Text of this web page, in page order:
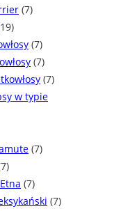
(7)
(7)
(7)
(7)
w typie
(7)
(7)
(7)